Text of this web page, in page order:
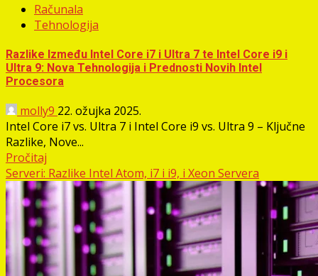
Računala
Tehnologija
Razlike Između Intel Core i7 i Ultra 7 te Intel Core i9 i
Ultra 9: Nova Tehnologija i Prednosti Novih Intel
Procesora
molly9 22. ožujka 2025.
Intel Core i7 vs. Ultra 7 i Intel Core i9 vs. Ultra 9 – Ključne
Razlike, Nove...
Pročitaj
Serveri: Razlike Intel Atom, i7 i i9, i Xeon Servera